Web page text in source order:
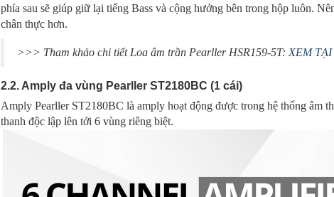
phía sau sẽ giúp giữ lại tiếng Bass và cộng hưởng bên trong hộp luôn.
chân thực hơn.
>>> Tham khảo chi tiết Loa âm trần Pearller HSR159-5T: XEM
2.2. Amply đa vùng Pearller ST2180BC (1 cái)
Amply Pearller ST2180BC là amply hoạt động được trong hệ thống âm
thanh độc lập lên tới 6 vùng riêng biệt.